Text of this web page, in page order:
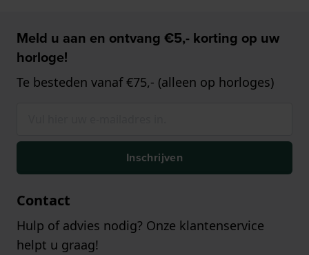
Meld u aan en ontvang €5,- korting op uw
horloge!
Te besteden vanaf €75,- (alleen op horloges)
Inschrijven
Contact
Hulp of advies nodig? Onze klantenservice
helpt u graag!